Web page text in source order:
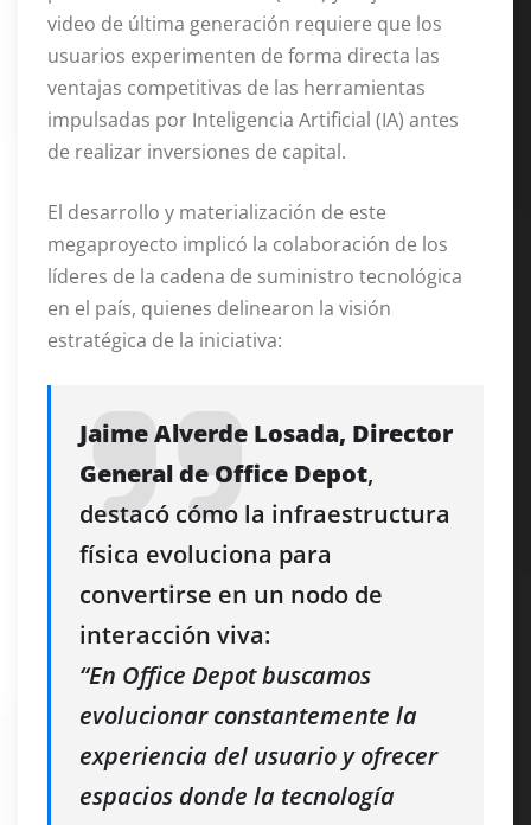
video de última generación requiere que los
usuarios experimenten de forma directa las
ventajas competitivas de las herramientas
impulsadas por Inteligencia Artificial (IA) antes
de realizar inversiones de capital.
El desarrollo y materialización de este
megaproyecto implicó la colaboración de los
líderes de la cadena de suministro tecnológica
en el país, quienes delinearon la visión
estratégica de la iniciativa:
Jaime Alverde Losada, Director
General de Office Depot,
destacó cómo la infraestructura
física evoluciona para
convertirse en un nodo de
interacción viva:
“En Office Depot buscamos
evolucionar constantemente la
experiencia del usuario y ofrecer
espacios donde la tecnología